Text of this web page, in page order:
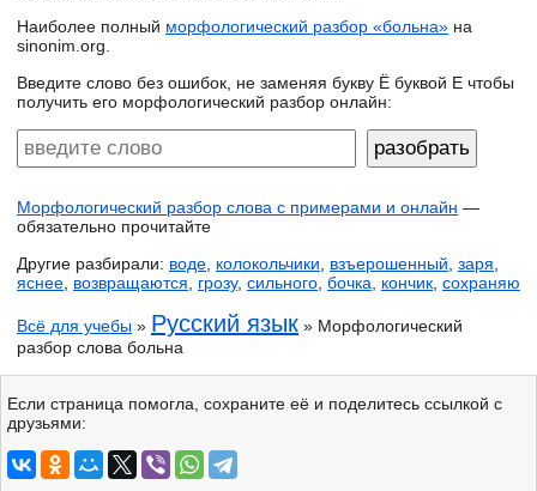
Наиболее полный морфологический разбор «больна» на
sinonim.org.
Введите слово без ошибок, не заменяя букву Ё буквой Е чтобы
получить его морфологический разбор онлайн:
Морфологический разбор слова с примерами и онлайн —
обязательно прочитайте
Другие разбирали: воде колокольчики взъерошенный заря
яснее возвращаются грозу, сильного бочка кончик сохраняю
Всё для учебы » Русский язык » Морфологический
разбор слова больна
Если страница помогла, сохраните её и поделитесь ссылкой с
друзьями: